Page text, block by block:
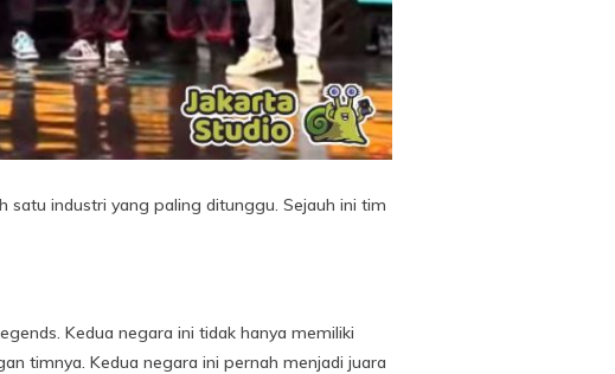
satu industri yang paling ditunggu. Sejauh ini tim
Kedua negara ini tidak hanya memiliki
timnya. Kedua negara ini pernah menjadi juara